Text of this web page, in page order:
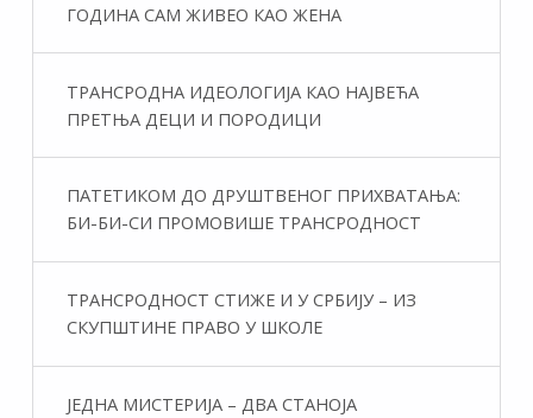
ГОДИНА САМ ЖИВЕО КАО ЖЕНА
ТРАНСРОДНА ИДЕОЛОГИЈА КАО НАЈВЕЋА
ПРЕТЊА ДЕЦИ И ПОРОДИЦИ
ПАТЕТИКОМ ДО ДРУШТВЕНОГ ПРИХВАТАЊА:
БИ-БИ-СИ ПРОМОВИШЕ ТРАНСРОДНОСТ
ТРАНСРОДНОСТ СТИЖЕ И У СРБИЈУ – ИЗ
СКУПШТИНЕ ПРАВО У ШКОЛЕ
ЈЕДНА МИСТЕРИЈА – ДВА СТАНОЈА